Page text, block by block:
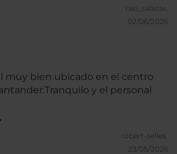
Iaki_salazar.
02/06/2026
muy bien ubicado en el centro
y el personal
robert-selles.
23/05/2026